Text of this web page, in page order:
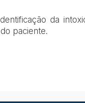
da
paciente.